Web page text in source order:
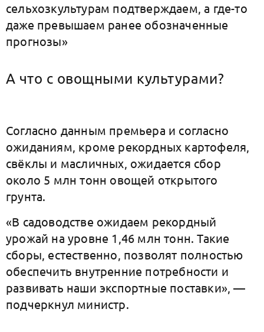
сельхозкультурам подтверждаем, а где-то
даже превышаем ранее обозначенные
прогнозы»
А что с овощными культурами?
Согласно данным премьера и согласно
ожиданиям, кроме рекордных картофеля,
свёклы и масличных, ожидается сбор
около 5 млн тонн овощей открытого
грунта.
«В садоводстве ожидаем рекордный
урожай на уровне 1,46 млн тонн. Такие
сборы, естественно, позволят полностью
обеспечить внутренние потребности и
развивать наши экспортные поставки», —
подчеркнул министр.